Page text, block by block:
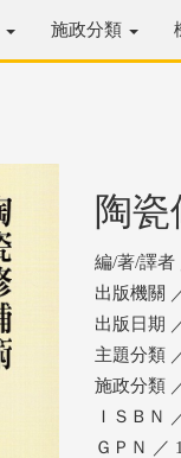
施政分類
陶
編/著/譯者
出版機關
出版日期
主題分類
施政分類
ＩＳＢＮ
ＧＰＮ ／